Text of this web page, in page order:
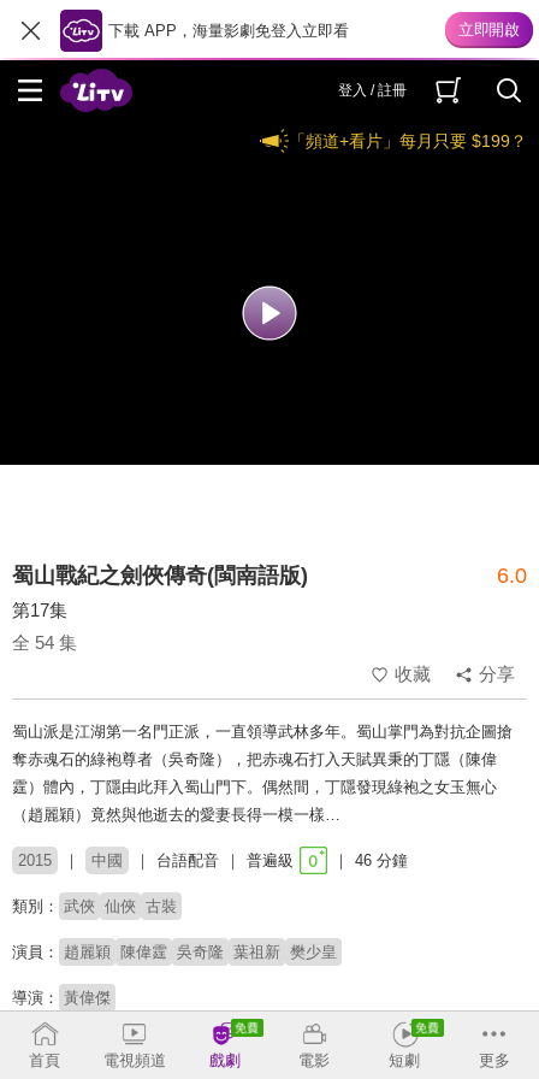
下載 APP，海量影劇免登入立即看
登入 / 註冊
「頻道+看片」每月只要 $199？
蜀山戰紀之劍俠傳奇(閩南語版) 6.0
第17集
全 54 集
收藏
分享
蜀山派是江湖第一名門正派，一直領導武林多年。蜀山掌門為對抗企圖搶
奪赤魂石的綠袍尊者（吳奇隆），把赤魂石打入天賦異秉的丁隱（陳偉
霆）體內，丁隱由此拜入蜀山門下。偶然間，丁隱發現綠袍之女玉無心
（趙麗穎）竟然與他逝去的愛妻長得一模一樣…
2015 中國 台語配音 普遍級 46 分鐘
類別： 武俠 仙俠 古裝
演員： 趙麗穎 陳偉霆 吳奇隆 葉祖新 樊少皇
導演： 黃偉傑
首頁 電視頻道 戲劇 電影 短劇 更多